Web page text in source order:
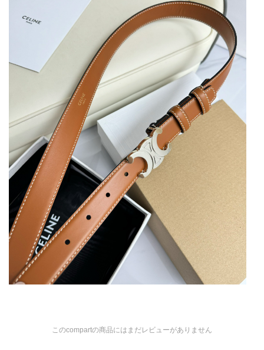
このcompartの商品にはまだレビューがありません